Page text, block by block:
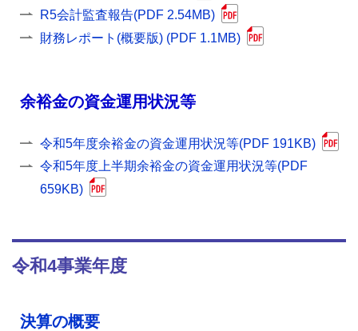
R5会計監査報告(PDF 2.54MB)
財務レポート(概要版) (PDF 1.1MB)
余裕金の資金運用状況等
令和5年度余裕金の資金運用状況等(PDF 191KB)
令和5年度上半期余裕金の資金運用状況等(PDF
659KB)
令和4事業年度
決算の概要